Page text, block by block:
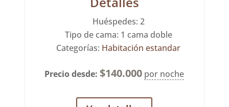
Huéspedes: 2
Tipo de cama: 1 cama doble
Categorías: Habitación estandar
Precio desde: $140.000 por noche